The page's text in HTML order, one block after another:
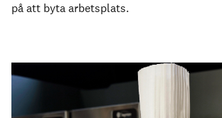
på att byta arbetsplats.